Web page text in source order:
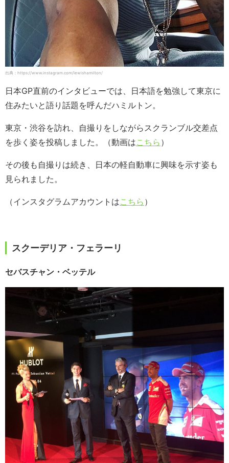
出典：https://www.instagram.com/lewishamilton/
日本GP直前のインタビューでは、日本語を勉強して東京に
住みたいと語り話題を呼んだハミルトン。
東京・渋谷を訪れ、自撮りをしながらスクランブル交差点
を歩く姿を投稿しました。（動画はこちら ）
その後も自撮りは続き、日本の軽自動車に興味を示す姿も
見られました。
（インスタグラムアカウントはこちら ）
スクーデリア・フェラーリ
セバスチャン・ベッテル